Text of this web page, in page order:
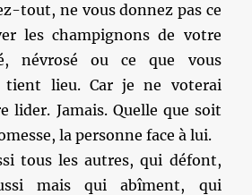
tout, ne vous donnez pas ce
les champignons de votre
névrosé ou ce que vous
tient lieu. Car je ne voterai
lider. Jamais. Quelle que soit
la personne face à lui.
tous les autres, qui défont,
mais qui abîment, qui